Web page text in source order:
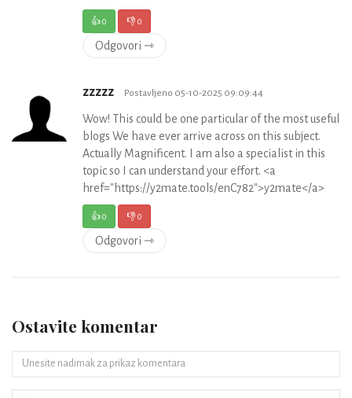
👍0 👎0
Odgovori ⇾
zzzzz Postavljeno 05-10-2025 09:09:44
Wow! This could be one particular of the most useful
blogs We have ever arrive across on this subject.
Actually Magnificent. I am also a specialist in this
topic so I can understand your effort. <a
href="https://y2mate.tools/enC782">y2mate</a>
👍0 👎0
Odgovori ⇾
Ostavite komentar